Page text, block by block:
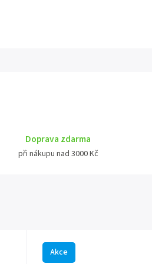
Doprava zdarma
při nákupu nad 3000 Kč
Akce